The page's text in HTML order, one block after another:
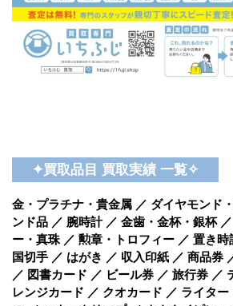
✦買取品目 買取実績 一覧✧
金・プラチナ・貴金属 ／ ダイヤモンド
ンド品 ／ 腕時計 ／ 金歯・金杯・銀杯
ー・真珠 ／ 勲章・トロフィー ／ 置き
国切手 ／ はがき ／ 収入印紙 ／ 商品券
／ 図書カード ／ ビール券 ／ 旅行券 ／
レンジカード ／ クオカード ／ ライタ